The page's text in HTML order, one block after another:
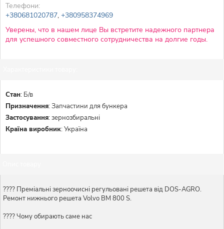
Телефони:
+380681020787, +380958374969
Уверены, что в нашем лице Вы встретите надежного партнера
для успешного совместного сотрудничества на долгие годы.
Стан: Б/в
Призначення:Запчастини для бункера
Застосування:зернозбиральні
Країна виробник:Україна
???? Преміальні зерноочисні регульовані решета від DOS-AGRO.
Ремонт нижнього решета Volvo BM 800 S.
???? Чому обирають саме нас